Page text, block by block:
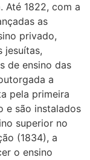
Até 1822, com a
as
privado,
jesuítas,
de ensino das
a
pela primeira
e são instalados
superior no
(1834), a
o ensino